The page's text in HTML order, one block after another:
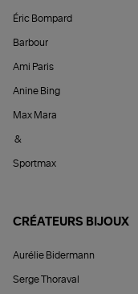
Éric Bompard
Barbour
Ami Paris
Anine Bing
Max Mara
&
Sportmax
CRÉATEURS BIJOUX
Aurélie Bidermann
Serge Thoraval